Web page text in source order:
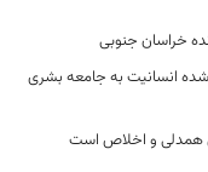
انسانیت به جامعه بشری
همدلی و اخلاص است